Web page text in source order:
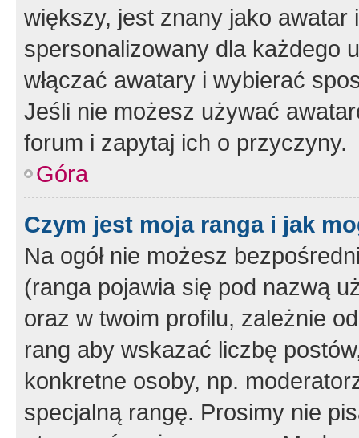
większy, jest znany jako
spersonalizowany dla każdego
włączać awatary i wybierać
Jeśli nie możesz używać
forum i zapytaj ich o przyczyny.
Góra
Czym jest moja ranga i jak
Na ogół nie możesz
(ranga pojawia się pod nazwą
oraz w twoim profilu, zależnie
rang aby wskazać liczbę
konkretne osoby, np.
specjalną rangę. Prosimy nie